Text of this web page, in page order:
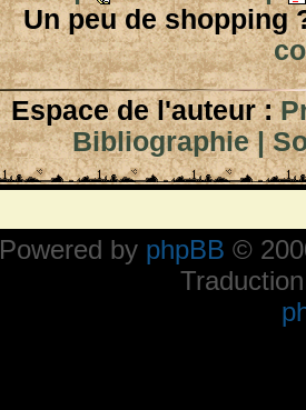
Un peu de shopping
Espace de l'auteur :
Bibliographie|
Powered by phpBB ©